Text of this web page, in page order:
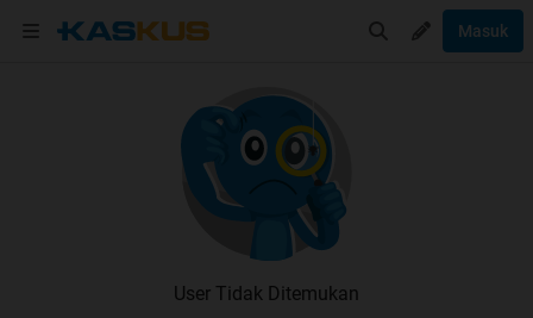
Masuk
User Tidak Ditemukan